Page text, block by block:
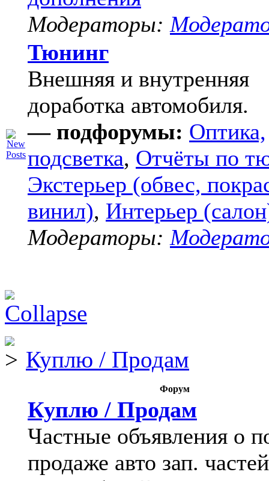
Модераторы:
Тюнинг
Внешняя и внутренняя
доработка автомобиля.
— подфорумы: Оптика,
подсветка, Отчёты по
Экстерьер (обвес,
винил), Интерьер
Модераторы:
Куплю / Продам
Форум
Куплю / Продам
Частные объявления о
продаже авто зап.